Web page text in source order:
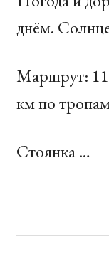
днём.
Маршрут: 11
км по
Стоянка …